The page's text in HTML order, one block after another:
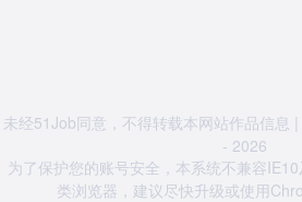
未经51Job同意，不得转载本网站作品信息
- 2026
为了保护您的账号安全，本系统不兼容
类浏览器，建议尽快升级或使用